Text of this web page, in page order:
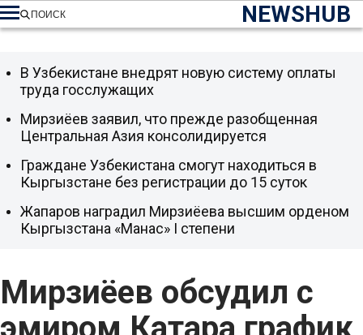
NEWSHUB
ПОИСК
Мирзиёев обсудил с
В Узбекистане внедрят новую систему оплаты
труда госслужащих
Мирзиёев заявил, что прежде разобщенная
Центральная Азия консолидируется
Граждане Узбекистана смогут находиться в
Кыргызстане без регистрации до 15 суток
Жапаров наградил Мирзиёева высшим орденом
Кыргызстана «Манас» I степени